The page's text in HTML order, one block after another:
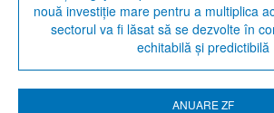
ANUARE ZF